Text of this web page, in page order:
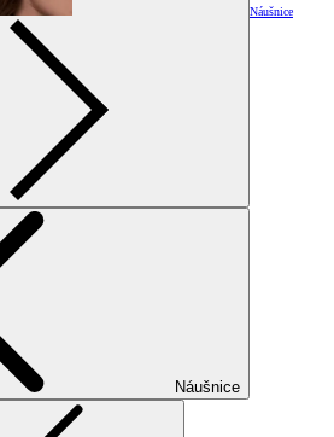
Náušnice
Náušnice